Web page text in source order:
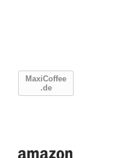
MaxiCoffee
.de